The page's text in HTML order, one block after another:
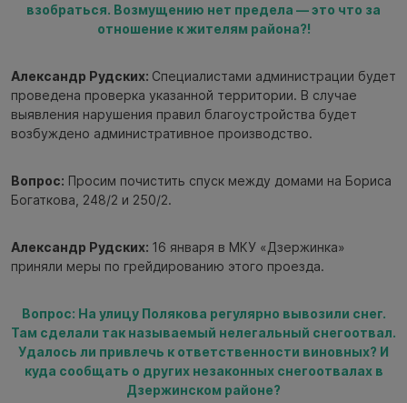
взобраться. Возмущению нет предела — это что за
отношение к жителям района?!
Александр Рудских: Специалистами администрации будет
проведена проверка указанной территории. В случае
выявления нарушения правил благоустройства будет
возбуждено административное производство.
Вопрос: Просим почистить спуск между домами на Бориса
Богаткова, 248/2 и 250/2.
Александр Рудских: 16 января в МКУ «Дзержинка»
приняли меры по грейдированию этого проезда.
Вопрос: На улицу Полякова регулярно вывозили снег.
Там сделали так называемый нелегальный снегоотвал.
Удалось ли привлечь к ответственности виновных? И
куда сообщать о других незаконных снегоотвалах в
Дзержинском районе?